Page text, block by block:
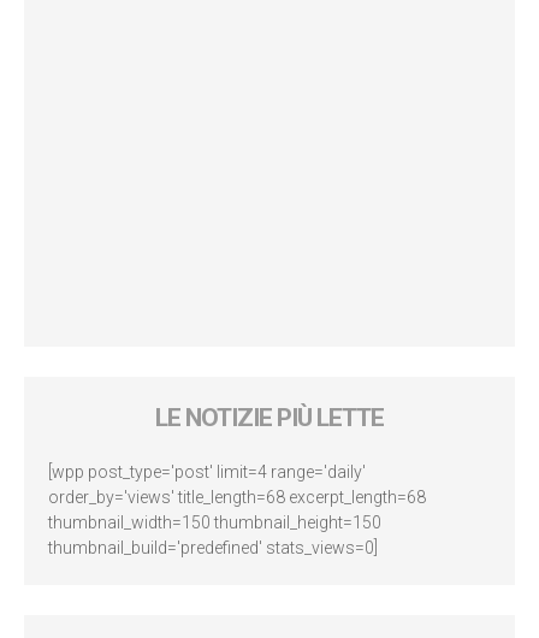
LE NOTIZIE PIÙ LETTE
[wpp post_type='post' limit=4 range='daily'
order_by='views' title_length=68 excerpt_length=68
thumbnail_width=150 thumbnail_height=150
thumbnail_build='predefined' stats_views=0]